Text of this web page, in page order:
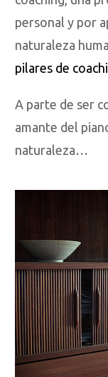
personal y por
naturaleza
pilares de
A parte de ser
amante del
naturaleza…